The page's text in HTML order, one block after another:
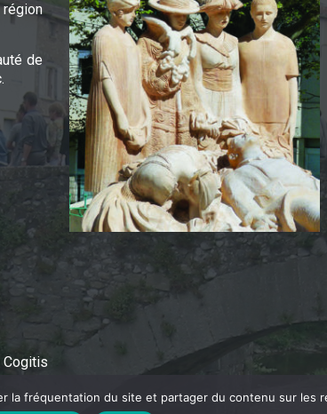
de
la fréquentation du site et partager du contenu sur les